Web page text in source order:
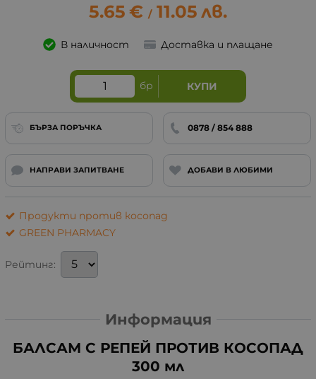
5.65 € / 11.05 лв.
В наличност Доставка и плащане
бр КУПИ
БЪРЗА ПОРЪЧКА 0878 / 854 888
НАПРАВИ ЗАПИТВАНЕ ДОБАВИ В ЛЮБИМИ
Продукти против косопад
GREEN PHARMACY
Рейтинг:
Информация
БАЛСАМ С РЕПЕЙ ПРОТИВ КОСОПАД
300 мл